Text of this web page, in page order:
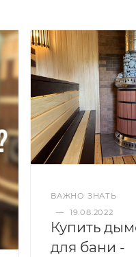
ВАЖНО ЗНАТЬ
— 19.08.2022
Купить
для бани -